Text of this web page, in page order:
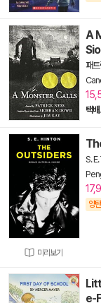
A
패
택배
미리보기
S.
양
e-